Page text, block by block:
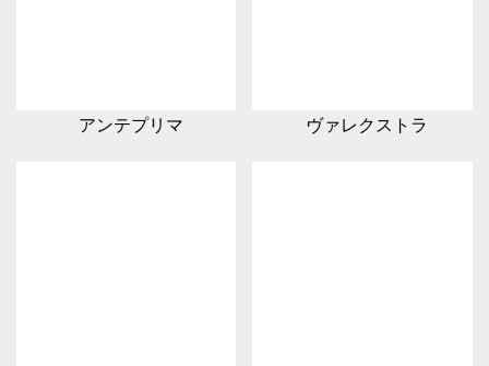
アンテプリマ ヴァレクストラ